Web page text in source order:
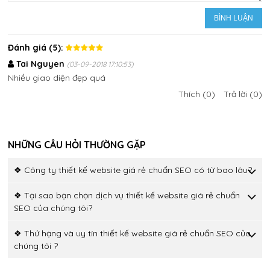
Đánh giá (5):
Tai Nguyen (03-09-2018 17:10:53)
Nhiều giao diện đẹp quá
Thích (0)
Trả lời (0)
NHỮNG CÂU HỎI THƯỜNG GẶP
❖ Công ty thiết kế website giá rẻ chuẩn SEO có từ bao lâu?
❖ Tại sao bạn chọn dịch vụ thiết kế website giá rẻ chuẩn
SEO của chúng tôi?
❖ Thứ hạng và uy tín thiết kế website giá rẻ chuẩn SEO của
chúng tôi ?